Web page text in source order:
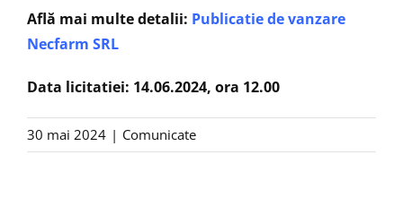
Află mai multe detalii: Publicatie de vanzare
Necfarm SRL
Data licitatiei: 14.06.2024, ora 12.00
30 mai 2024 | Comunicate